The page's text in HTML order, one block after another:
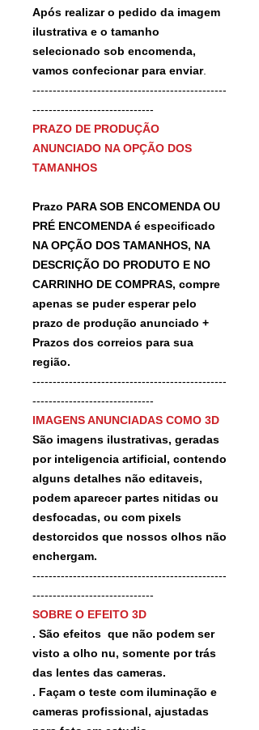
Após realizar o pedido da imagem
ilustrativa e o tamanho
selecionado sob encomenda,
vamos confecionar para enviar.
------------------------------------------------
------------------------------
PRAZO DE PRODUÇÃO
ANUNCIADO NA OPÇÃO DOS
TAMANHOS
Prazo PARA SOB ENCOMENDA OU
PRÉ ENCOMENDA é especificado
NA OPÇÃO DOS TAMANHOS, NA
DESCRIÇÃO DO PRODUTO E NO
CARRINHO DE COMPRAS, compre
apenas se puder esperar pelo
prazo de produção anunciado +
Prazos dos correios para sua
região.
------------------------------------------------
------------------------------
IMAGENS ANUNCIADAS COMO 3D
São imagens ilustrativas, geradas
por inteligencia artificial, contendo
alguns detalhes não editaveis,
podem aparecer partes nitidas ou
desfocadas, ou com pixels
destorcidos que nossos olhos não
enchergam.
------------------------------------------------
------------------------------
SOBRE O EFEITO 3D
. São efeitos que não podem ser
visto a olho nu, somente por trás
das lentes das cameras.
. Façam o teste com iluminação e
cameras profissional, ajustadas